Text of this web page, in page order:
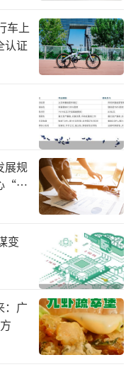
化、套路化，包装
焦虑，无底线吸
红必须重视的一个
成风。“拿到结
行业人士喜欢说
取得成绩、赚到
人，“参哥们”就
IP变现的三板斧，
参哥认知圈”早已
公司。
车上
认证
展规
“痛
变
：广